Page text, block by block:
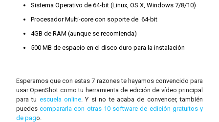
Sistema Operativo de 64-bit (Linux, OS X, Windows 7/8/10)
Procesador Multi-core con soporte de 64-bit
4GB de RAM (aunque se recomienda)
500 MB de espacio en el disco duro para la instalación
Esperamos que con estas 7 razones te hayamos convencido para
usar OpenShot como tu herramienta de edición de vídeo principal
para tu escuela online . Y si no te acaba de convencer, también
puedescompararla con otras 10 software de edición gratuitos y
de pago.